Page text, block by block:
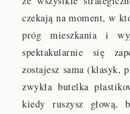
czekają na moment, w
próg mieszkania i
spektakularnie się
zostajesz sama (klasyk,
zwykła butelka
kiedy ruszysz